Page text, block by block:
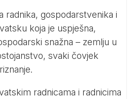
radnika, gospodarstvenika i
koja je uspješna,
snažna – zemlju u
svaki čovjek
radnicama i radnicima